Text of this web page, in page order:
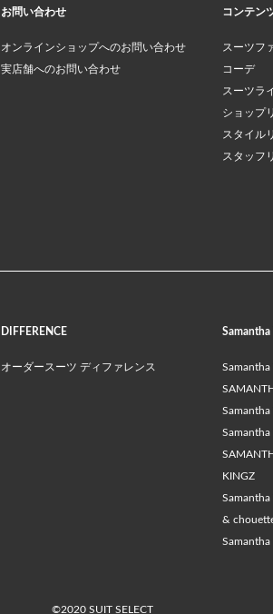
お問い合わせ
オンラインショップへのお問い合わせ
実店舗へのお問い合わせ
コンテン
スーツフ
コーデ
スーツラ
ショップ
スタイル
スタッフ
DIFFERENCE
オーダースーツ ディファレンス
Samantha
Samantha
Samantha
Samantha
KINGZ
Samantha
&
Samantha
©2020 SUIT SELECT